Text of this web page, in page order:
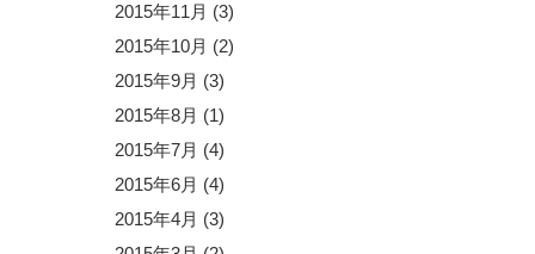
2015年11月 (3)
2015年10月 (2)
2015年9月 (3)
2015年8月 (1)
2015年7月 (4)
2015年6月 (4)
2015年4月 (3)